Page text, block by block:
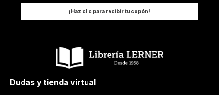
¡Haz clic para recibir tu cupón!
Dudas y tienda virtual